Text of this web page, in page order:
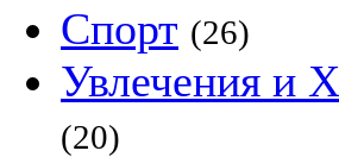
Спорт (26)
Увлечения и
(20)